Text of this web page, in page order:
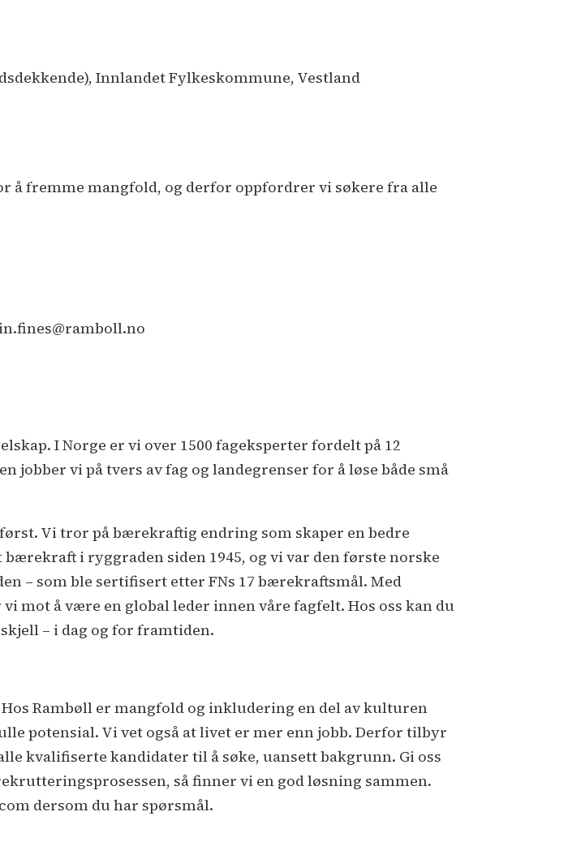
Innlandet Fylkeskommune, Vestland
å fremme mangfold, og derfor oppfordrer vi søkere fra alle
I Norge er vi over 1500 fageksperter fordelt på 12
jobber vi på tvers av fag og landegrenser for å løse både små
Vi tror på bærekraftig endring som skaper en bedre
i ryggraden siden 1945, og vi var den første norske
– som ble sertifisert etter FNs 17 bærekraftsmål. Med
mot å være en global leder innen våre fagfelt. Hos oss kan du
– i dag og for framtiden.
Rambøll er mangfold og inkludering en del av kulturen
potensial. Vi vet også at livet er mer enn jobb. Derfor tilbyr
kvalifiserte kandidater til å søke, uansett bakgrunn. Gi oss
så finner vi en god løsning sammen.
dersom du har spørsmål.